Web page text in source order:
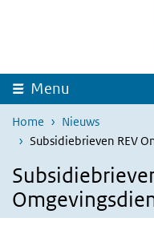
Overslaan en naar de
Menu
Home
Nieuws
Subsidiebrieven REV